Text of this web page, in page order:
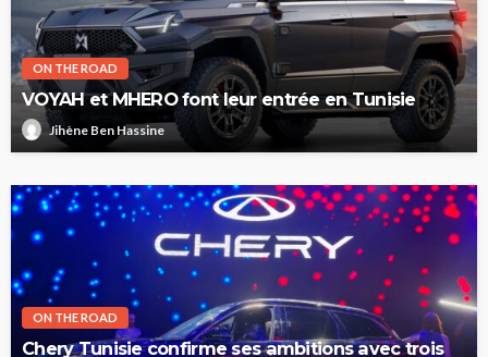
ON THE ROAD
VOYAH et MHERO font leur entrée en Tunisie
Jihène Ben Hassine
ON THE ROAD
Chery Tunisie confirme ses ambitions avec trois